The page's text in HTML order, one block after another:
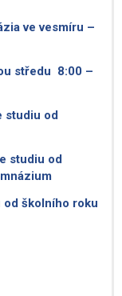
ve vesmíru –
středu 8:00 –
studiu od
studiu od
školního roku